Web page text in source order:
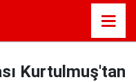
Kurtulmuş'tan